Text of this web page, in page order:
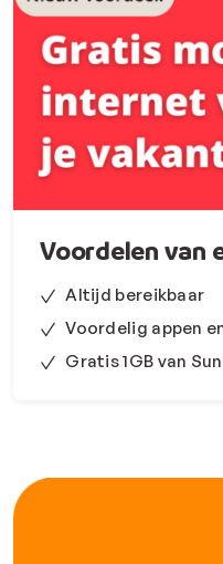
Voordelen van
Altijd bereikbaar
Voordelig appen
Gratis 1GB van